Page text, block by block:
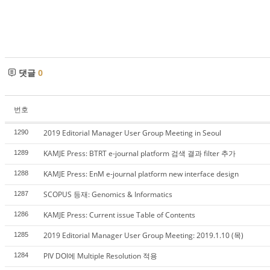
댓글 0
번호
1290 2019 Editorial Manager User Group Meeting in Seoul
1289 KAMJE Press: BTRT e-journal platform 검색 결과 filter 추가
1288 KAMJE Press: EnM e-journal platform new interface design
1287 SCOPUS 등재: Genomics & Informatics
1286 KAMJE Press: Current issue Table of Contents
1285 2019 Editorial Manager User Group Meeting: 2019.1.10 (목)
1284 PIV DOI에 Multiple Resolution 적용